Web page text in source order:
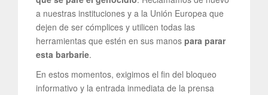
a nuestras instituciones y a la Unión Europea que
dejen de ser cómplices y utilicen todas las
herramientas que estén en sus manos para parar
esta barbarie.
En estos momentos, exigimos el fin del bloqueo
informativo y la entrada inmediata de la prensa